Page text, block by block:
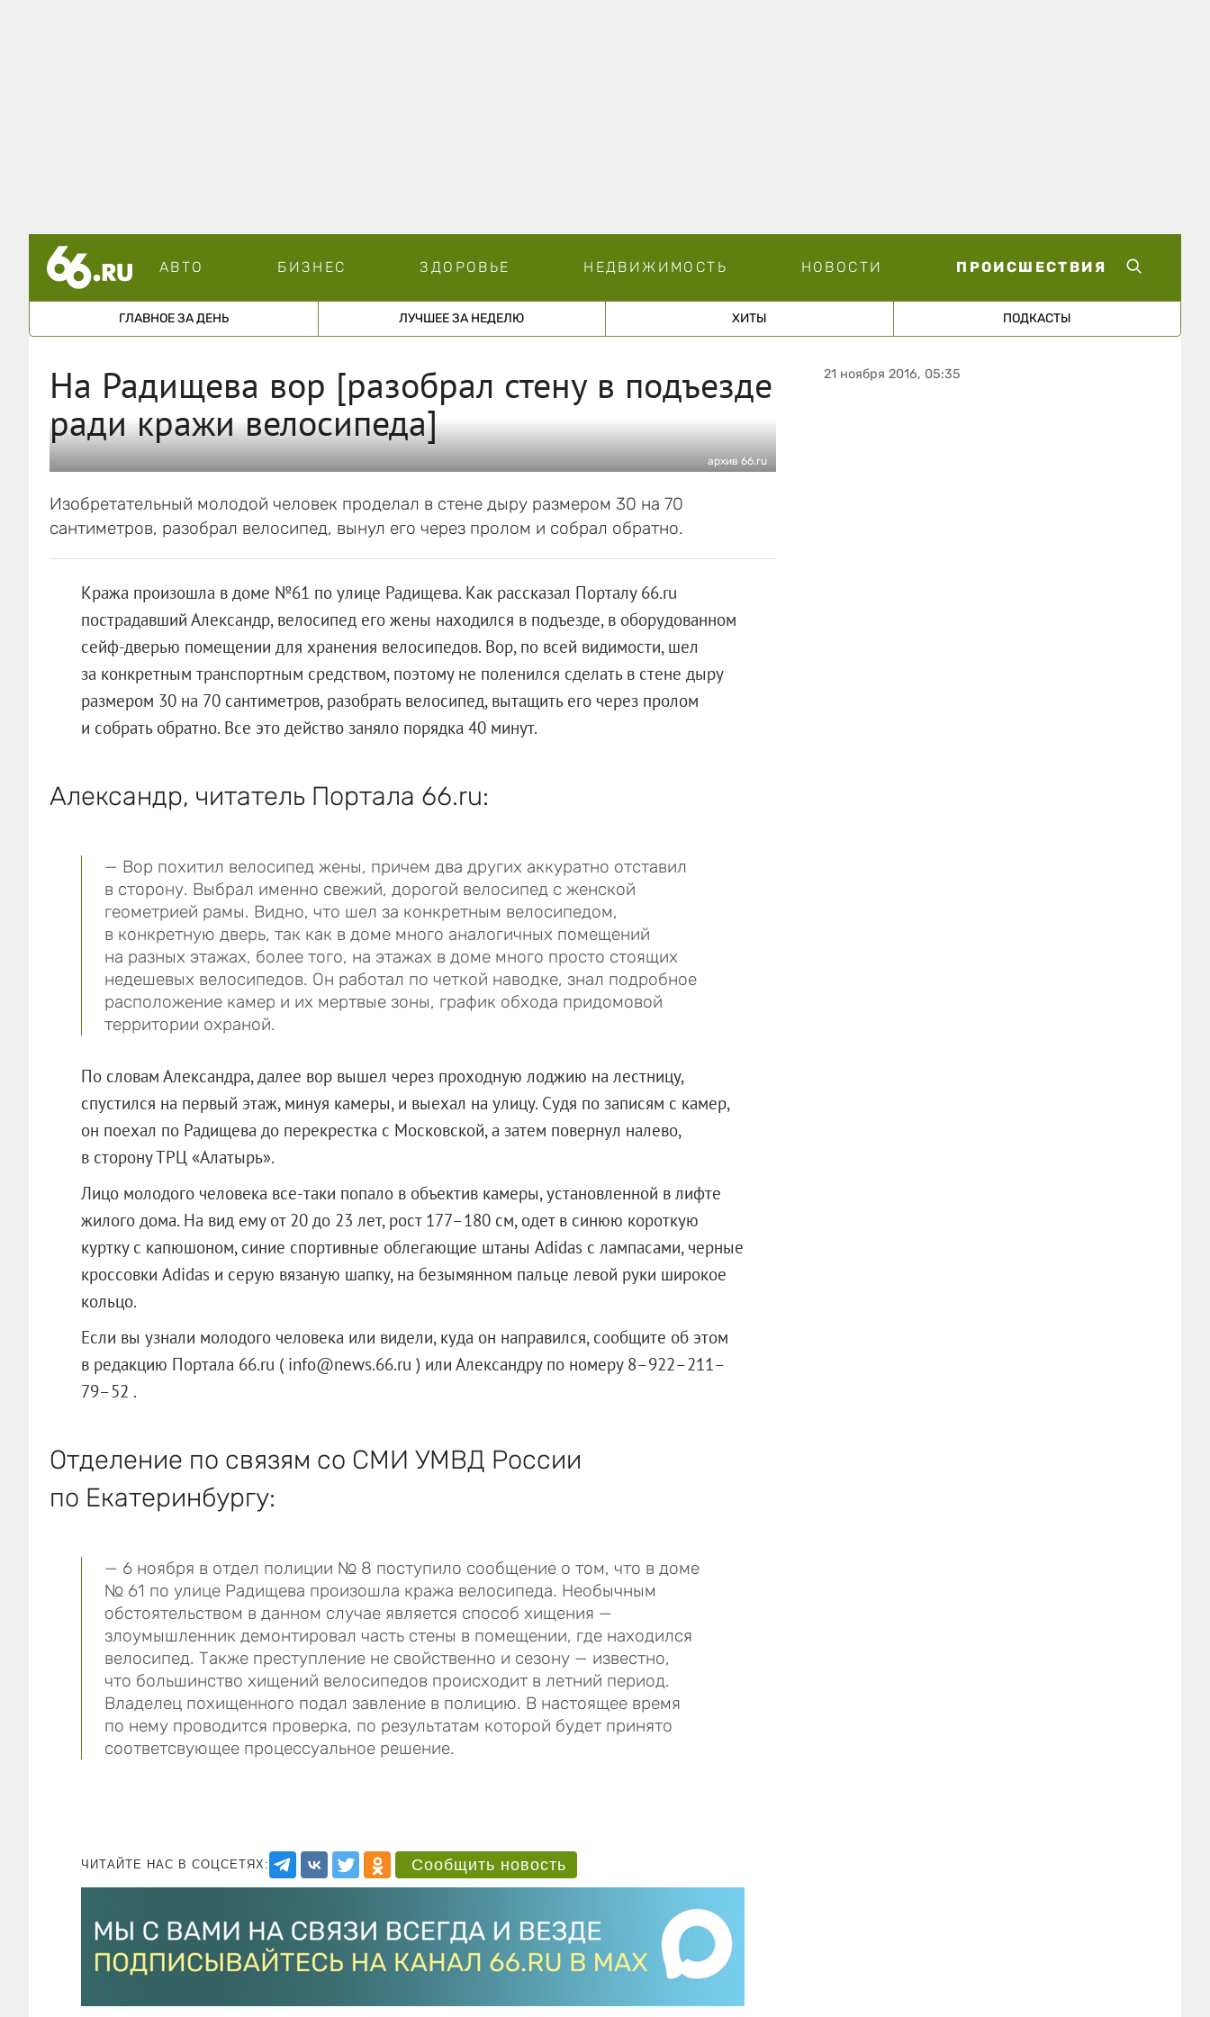
АВТО БИЗНЕС ЗДОРОВЬЕ НЕДВИЖИМОСТЬ НОВОСТИ ПРОИСШЕСТВИЯ
ГЛАВНОЕ ЗА ДЕНЬ ЛУЧШЕЕ ЗА НЕДЕЛЮ ХИТЫ ПОДКАСТЫ
На Радищева вор [разобрал стену в подъезде
ради кражи велосипеда]
архив 66.ru
Изобретательный молодой человек проделал в стене дыру размером 30 на 70
сантиметров, разобрал велосипед, вынул его через пролом и собрал обратно.
Кража произошла в доме №61 по улице Радищева. Как рассказал Порталу 66.ru
пострадавший Александр, велосипед его жены находился в подъезде, в оборудованном
сейф-дверью помещении для хранения велосипедов. Вор, по всей видимости, шел
за конкретным транспортным средством, поэтому не поленился сделать в стене дыру
размером 30 на 70 сантиметров, разобрать велосипед, вытащить его через пролом
и собрать обратно. Все это действо заняло порядка 40 минут.
Александр, читатель Портала 66.ru:
— Вор похитил велосипед жены, причем два других аккуратно отставил
в сторону. Выбрал именно свежий, дорогой велосипед с женской
геометрией рамы. Видно, что шел за конкретным велосипедом,
в конкретную дверь, так как в доме много аналогичных помещений
на разных этажах, более того, на этажах в доме много просто стоящих
недешевых велосипедов. Он работал по четкой наводке, знал подробное
расположение камер и их мертвые зоны, график обхода придомовой
территории охраной.
По словам Александра, далее вор вышел через проходную лоджию на лестницу,
спустился на первый этаж, минуя камеры, и выехал на улицу. Судя по записям с камер,
он поехал по Радищева до перекрестка с Московской, а затем повернул налево,
в сторону ТРЦ «Алатырь».
Лицо молодого человека все-таки попало в объектив камеры, установленной в лифте
жилого дома. На вид ему от 20 до 23 лет, рост 177–180 см, одет в синюю короткую
куртку с капюшоном, синие спортивные облегающие штаны Adidas с лампасами, черные
кроссовки Adidas и серую вязаную шапку, на безымянном пальце левой руки широкое
кольцо.
Если вы узнали молодого человека или видели, куда он направился, сообщите об этом
в редакцию Портала 66.ru ( info@news.66.ru ) или Александру по номеру 8–922–211–
79–52 .
Отделение по связям со СМИ УМВД России
по Екатеринбургу:
— 6 ноября в отдел полиции № 8 поступило сообщение о том, что в доме
№ 61 по улице Радищева произошла кража велосипеда. Необычным
обстоятельством в данном случае является способ хищения —
злоумышленник демонтировал часть стены в помещении, где находился
велосипед. Также преступление не свойственно и сезону — известно,
что большинство хищений велосипедов происходит в летний период.
Владелец похищенного подал завление в полицию. В настоящее время
по нему проводится проверка, по результатам которой будет принято
соответсвующее процессуальное решение.
ЧИТАЙТЕ НАС В СОЦСЕТЯХ: Сообщить новость
21 ноября 2016, 05:35